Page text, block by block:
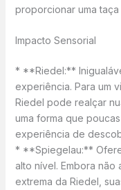
proporcionar uma
Impacto Sensorial
* **Riedel:**
experiência. Para um
Riedel pode realçar
uma forma que
experiência de
* **Spiegelau:**
alto nível. Embora
extrema da Riedel,